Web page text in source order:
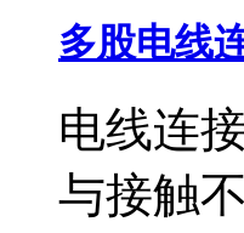
多股电线
电线连
与接触